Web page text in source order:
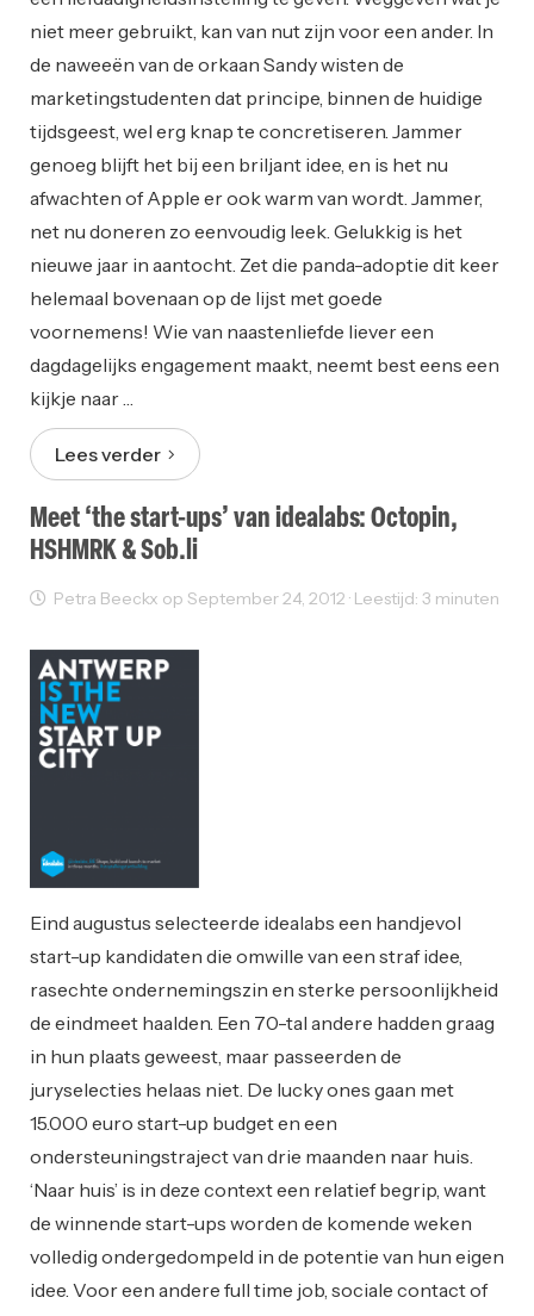
niet meer gebruikt, kan van nut zijn voor een ander. In
de naweeën van de orkaan Sandy wisten de
marketingstudenten dat principe, binnen de huidige
tijdsgeest, wel erg knap te concretiseren. Jammer
genoeg blijft het bij een briljant idee, en is het nu
afwachten of Apple er ook warm van wordt. Jammer,
net nu doneren zo eenvoudig leek. Gelukkig is het
nieuwe jaar in aantocht. Zet die panda-adoptie dit keer
helemaal bovenaan op de lijst met goede
voornemens! Wie van naastenliefde liever een
dagdagelijks engagement maakt, neemt best eens een
kijkje naar …
Lees verder
Meet ‘the start-ups’ van idealabs: Octopin,
HSHMRK & Sob.li
Petra Beeckx op September 24, 2012 · Leestijd: 3 minuten
Eind augustus selecteerde idealabs een handjevol
start-up kandidaten die omwille van een straf idee,
rasechte ondernemingszin en sterke persoonlijkheid
de eindmeet haalden. Een 70-tal andere hadden graag
in hun plaats geweest, maar passeerden de
juryselecties helaas niet. De lucky ones gaan met
15.000 euro start-up budget en een
ondersteuningstraject van drie maanden naar huis.
‘Naar huis’ is in deze context een relatief begrip, want
de winnende start-ups worden de komende weken
volledig ondergedompeld in de potentie van hun eigen
idee. Voor een andere full time job, sociale contact of